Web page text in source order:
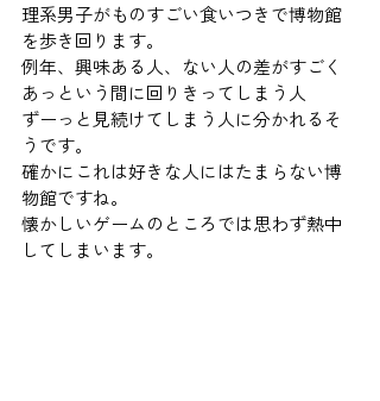
理系男子がものすごい食いつきで博物館
を歩き回ります。
例年、興味ある人、ない人の差がすごく
あっという間に回りきってしまう人
ずーっと見続けてしまう人に分かれるそ
うです。
確かにこれは好きな人にはたまらない博
物館ですね。
懐かしいゲームのところでは思わず熱中
してしまいます。